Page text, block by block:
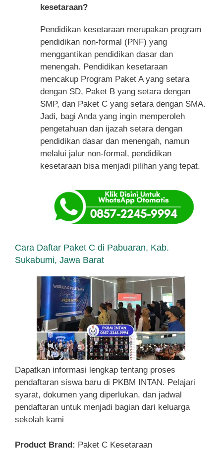
kesetaraan?
Pendidikan kesetaraan merupakan program
pendidikan non-formal (PNF) yang
menggantikan pendidikan dasar dan
menengah. Pendidikan kesetaraan
mencakup Program Paket A yang setara
dengan SD, Paket B yang setara dengan
SMP, dan Paket C yang setara dengan SMA.
Jadi, bagi Anda yang ingin memperoleh
pengetahuan dan ijazah setara dengan
pendidikan dasar dan menengah, namun
melalui jalur non-formal, pendidikan
kesetaraan bisa menjadi pilihan yang tepat.
Cara Daftar Paket C di Pabuaran, Kab.
Sukabumi, Jawa Barat
Dapatkan informasi lengkap tentang proses
pendaftaran siswa baru di PKBM INTAN. Pelajari
syarat, dokumen yang diperlukan, dan jadwal
pendaftaran untuk menjadi bagian dari keluarga
sekolah kami
Product Brand: Paket C Kesetaraan